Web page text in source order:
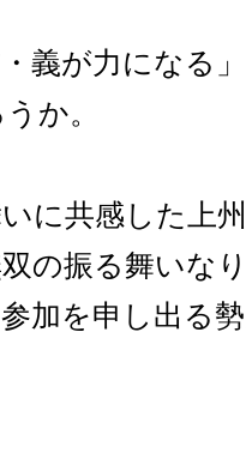
・義が力になる
か。
に共感した上
の振る舞いな
加を申し出る